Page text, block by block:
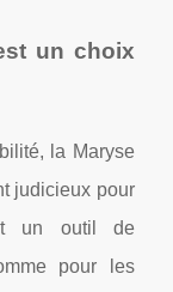
un choix
la Maryse
judicieux pour
un outil de
pour les